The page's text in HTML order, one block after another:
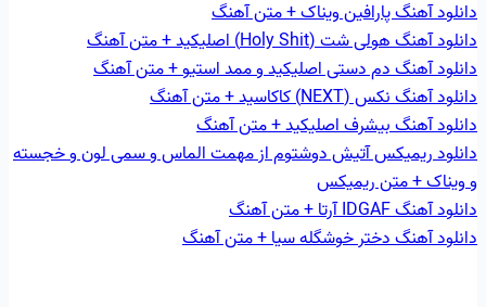
دانلود آهنگ پارافین ویناک + متن آهنگ
دانلود آهنگ هولی شت (Holy Shit) اصلیکید + متن آهنگ
دانلود آهنگ دم دستی اصلیکید و ممد استیو + متن آهنگ
دانلود آهنگ نکس (NEXT) کاکاسید + متن آهنگ
دانلود آهنگ بیشرف اصلیکید + متن آهنگ
دانلود ریمیکس آتیش دوشتوم از مهمت الماس و سمی لون و خجسته
و ویناک + متن ریمیکس
دانلود آهنگ IDGAF آرتا + متن آهنگ
دانلود آهنگ دختر خوشگله سیا + متن آهنگ